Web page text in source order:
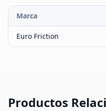
Marca
Euro Friction
Productos